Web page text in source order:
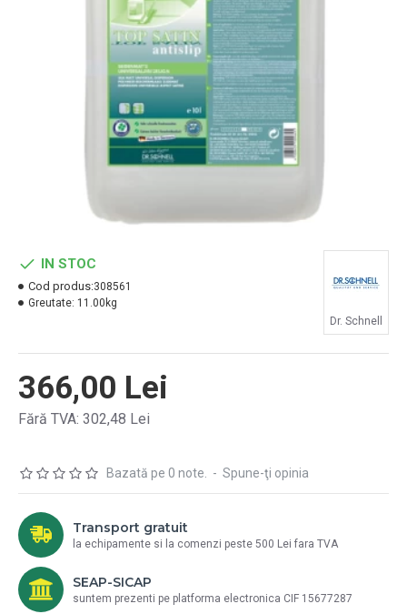
Bazată pe 0 note. - Spune-ţi opinia
366,00 Lei
Fără TVA: 302,48 Lei
IN STOC
Cod produs:308561
Greutate: 11.00kg
Dr. Schnell
Transport gratuit
la echipamente si la comenzi peste 500 Lei fara TVA
SEAP-SICAP
suntem prezenti pe platforma electronica CIF 15677287